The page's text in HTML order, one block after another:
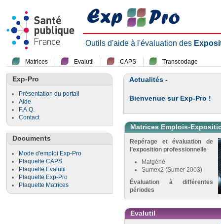
Outils d'aide à l'évaluation des
Matrices Evalutil CAPS Transcodage
Exp-Pro
Présentation du portail
Aide
F.A.Q.
Contact
Documents
Mode d'emploi Exp-Pro
Plaquette CAPS
Plaquette Evalutil
Plaquette Exp-Pro
Plaquette Matrices
Actualités -
Bienvenue sur Exp-Pro !
Matrices Emplois-
Repérage et évaluation de
l’exposition professionnelle
Matgéné
Sumex2 (Sumer 2003)
Évaluation à différentes
périodes
Evalutil